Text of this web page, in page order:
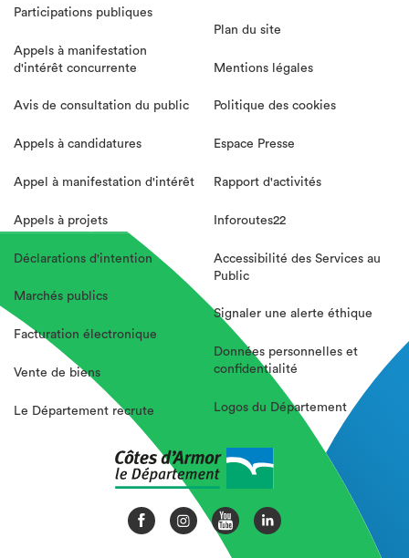
Participations publiques
Appels à manifestation
d'intérêt concurrente
Avis de consultation du public
Appels à candidatures
Appel à manifestation d'intérêt
Appels à projets
Déclarations d'intention
Marchés publics
Facturation électronique
Vente de biens
Le Département recrute
Plan du site
Mentions légales
Politique des cookies
Espace Presse
Rapport d'activités
Inforoutes22
Accessibilité des Services au
Public
Signaler une alerte éthique
Données personnelles et
confidentialité
Logos du Département